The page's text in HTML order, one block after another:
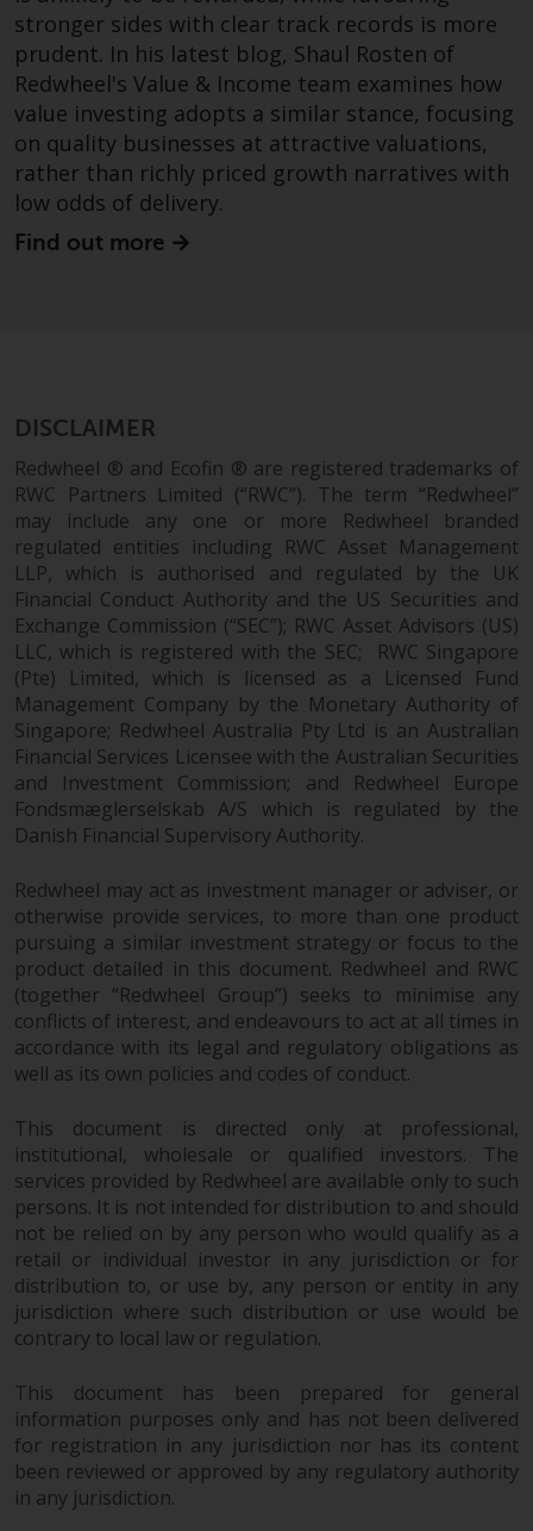
Bestimmte Personen haben
möglicherweise Zugang zu
Informationen über Redwheel
Funds, eine
Investmentgesellschaft, die als
„Société d’Investissement à
Capital Variable“ nach
luxemburgischem Recht
gegründet wurde. Die Teilfonds
vollständigere Informationen
über die Teilfonds, einschließlich
der Anlageziele, Gebühren und
Ausgaben. Der Verkaufsprospekt
und andere Informationen zu den
Teilfonds werden jedoch nicht
absichtlich an Personen in
Ländern verteilt, in denen eine
solche Verteilung gegen lokale
Gesetze oder Vorschriften
verstoßen würde.
Informationen für Anleger in den
Diese Website ist weder ein
Angebot zum Verkauf noch eine
Aufforderung zur Beteiligung an
privaten oder registrierten
Fonds, die über Redwheel
angeboten werden.
Zu den Fonds im US-Bereich der
Website gehören Produkte, die
gemäß dem Investment Company
Act von 1940 („40 Act Funds“)
registriert sind. Die 40 Act Funds
akzeptieren im Allgemeinen keine
Anlagen von Nicht-US-Personen.
Nicht-US-Personen kann es
gestattet werden in einen 40-Act-
vorbehaltlich der Erfüllung einer
erhöhten Sorgfaltspflicht.
Um festzustellen, ob ein 40-Act-
stronger sides with clear track records is more
prudent. In his latest blog, Shaul Rosten of
Redwheel's Value & Income team examines how
value investing adopts a similar stance, focusing
on quality businesses at attractive valuations,
rather than richly priced growth narratives with
low odds of delivery.
Find out more
DISCLAIMER
Redwheel ® and Ecofin ® are registered trademarks of
RWC Partners Limited (“RWC”). The term “Redwheel”
may include any one or more Redwheel branded
regulated entities including RWC Asset Management
LLP, which is authorised and regulated by the UK
Financial Conduct Authority and the US Securities and
Exchange Commission (“SEC”); RWC Asset Advisors (US)
LLC, which is registered with the SEC; RWC Singapore
(Pte) Limited, which is licensed as a Licensed Fund
Management Company by the Monetary Authority of
Singapore; Redwheel Australia Pty Ltd is an Australian
Financial Services Licensee with the Australian Securities
and Investment Commission; and Redwheel Europe
Fondsmæglerselskab A/S which is regulated by the
Danish Financial Supervisory Authority.
Redwheel may act as investment manager or adviser, or
otherwise provide services, to more than one product
pursuing a similar investment strategy or focus to the
product detailed in this document. Redwheel and RWC
(together “Redwheel Group”) seeks to minimise any
conflicts of interest, and endeavours to act at all times in
accordance with its legal and regulatory obligations as
well as its own policies and codes of conduct.
This document is directed only at professional,
institutional, wholesale or qualified investors. The
services provided by Redwheel are available only to such
persons. It is not intended for distribution to and should
not be relied on by any person who would qualify as a
retail or individual investor in any jurisdiction or for
distribution to, or use by, any person or entity in any
jurisdiction where such distribution or use would be
contrary to local law or regulation.
This document has been prepared for general
information purposes only and has not been delivered
for registration in any jurisdiction nor has its content
been reviewed or approved by any regulatory authority
in any jurisdiction.